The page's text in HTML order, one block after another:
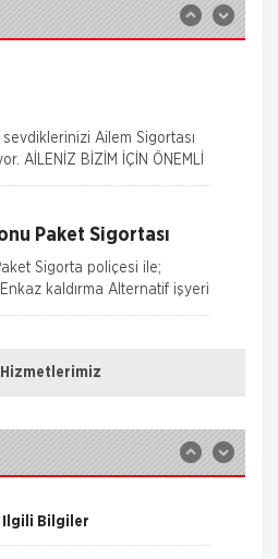
siz iş yeri sahipleri
olan tüm riskleri en ekonomik
Ailem Sigortası
veya ailenizi, ferdi kaza
Paket Sigortası
Sigorta poliçesi ile;
her çeşit sabit tesisat, bina
yanma, çalınma, gibi
Hizmetlerimiz
Bilgiler
Bilgiler
İlgili Bilgiler